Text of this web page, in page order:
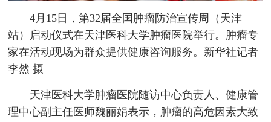
4月15日，第32届全国肿瘤防治宣传周（天津
站）启动仪式在天津医科大学肿瘤医院举行。肿瘤专
家在活动现场为群众提供健康咨询服务。新华社记者
李然 摄
天津医科大学肿瘤医院随访中心负责人、健康管
理中心副主任医师魏丽娟表示，肿瘤的高危因素大致